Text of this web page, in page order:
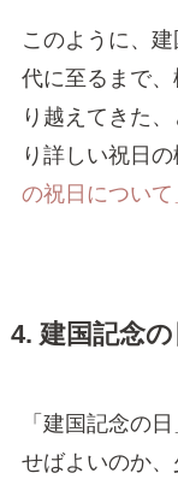
このように、
代に至るまで
り越えてきた
り詳しい祝日の
の祝日について
4. 建国記念
「建国記念の
せばよいのか